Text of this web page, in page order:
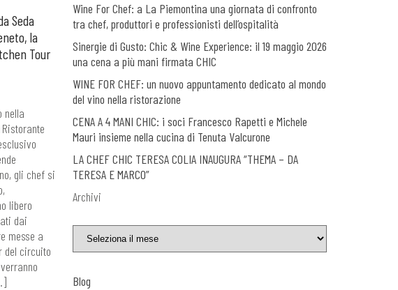
Seda
la
Tour
nella
gli chef si
libero
dai
messe a
del circuito
Wine For Chef: a La Piemontina una giornata di confronto
tra chef, produttori e professionisti dell’ospitalità
Sinergie di Gusto: Chic & Wine Experience: il 19 maggio 2026
una cena a più mani firmata CHIC
WINE FOR CHEF: un nuovo appuntamento dedicato al mondo
del vino nella ristorazione
CENA A 4 MANI CHIC: i soci Francesco Rapetti e Michele
Mauri insieme nella cucina di Tenuta Valcurone
LA CHEF CHIC TERESA COLIA INAUGURA “THEMA – DA
TERESA E MARCO”
Archivi
Blog